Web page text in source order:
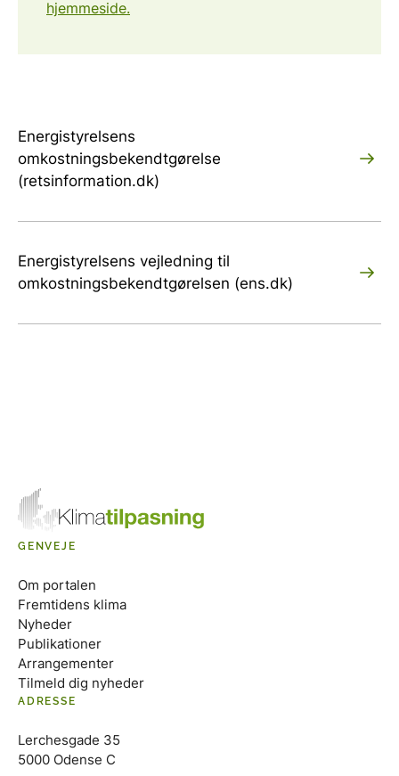
hjemmeside.
Energistyrelsens
omkostningsbekendtgørelse
(retsinformation.dk)
Energistyrelsens vejledning til
omkostningsbekendtgørelsen (ens.dk)
GENVEJE
Om portalen
Fremtidens klima
Nyheder
Publikationer
Arrangementer
Tilmeld dig nyheder
ADRESSE
Lerchesgade 35
5000 Odense C